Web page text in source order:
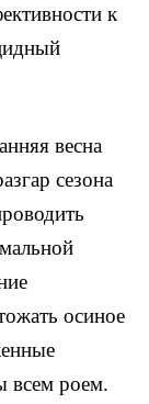
к
весна
сезона
осиное
всем роем.